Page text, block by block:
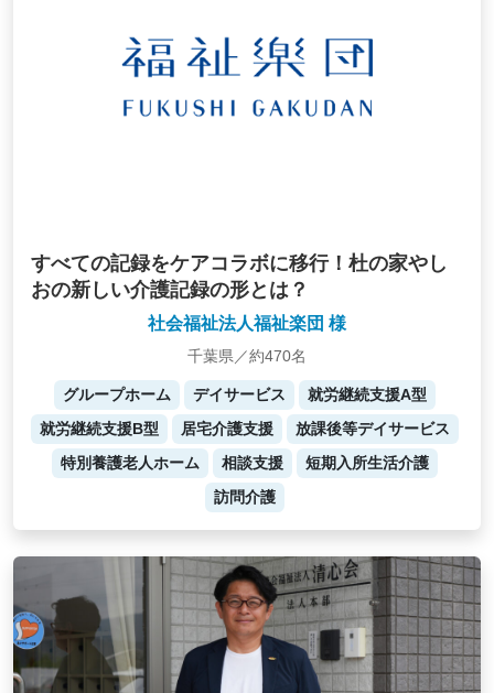
すべての記録をケアコラボに移行！杜の家やし
おの新しい介護記録の形とは？
社会福祉法人福祉楽団 様
千葉県／約470名
グループホーム デイサービス
就労継続支援A型
就労継続支援B型
居宅介護支援
放課後等デイサービス
特別養護老人ホーム
相談支援
短期入所生活介護
訪問介護